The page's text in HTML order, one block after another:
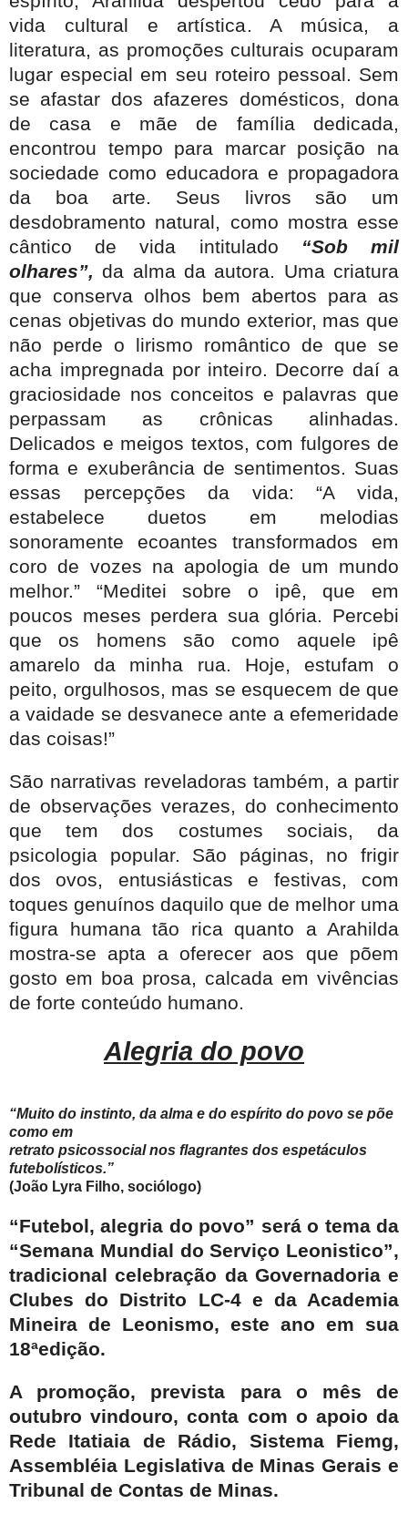
vida cultural e artística. A música, a
literatura, as promoções culturais ocuparam
lugar especial em seu roteiro pessoal. Sem
se afastar dos afazeres domésticos, dona
de casa e mãe de família dedicada,
encontrou tempo para marcar posição na
sociedade como educadora e propagadora
da boa arte. Seus livros são um
desdobramento natural, como mostra esse
cântico de vida intitulado “Sob mil
olhares”, da alma da autora. Uma criatura
que conserva olhos bem abertos para as
cenas objetivas do mundo exterior, mas que
não perde o lirismo romântico de que se
acha impregnada por inteiro. Decorre daí a
graciosidade nos conceitos e palavras que
perpassam as crônicas alinhadas.
Delicados e meigos textos, com fulgores de
forma e exuberância de sentimentos. Suas
essas percepções da vida: “A vida,
estabelece duetos em melodias
sonoramente ecoantes transformados em
coro de vozes na apologia de um mundo
melhor.” “Meditei sobre o ipê, que em
poucos meses perdera sua glória. Percebi
que os homens são como aquele ipê
amarelo da minha rua. Hoje, estufam o
peito, orgulhosos, mas se esquecem de que
a vaidade se desvanece ante a efemeridade
das coisas!”
São narrativas reveladoras também, a partir
de observações verazes, do conhecimento
que tem dos costumes sociais, da
psicologia popular. São páginas, no frigir
dos ovos, entusiásticas e festivas, com
toques genuínos daquilo que de melhor uma
figura humana tão rica quanto a Arahilda
mostra-se apta a oferecer aos que põem
gosto em boa prosa, calcada em vivências
de forte conteúdo humano.
Alegria do povo
“Muito do instinto, da alma e do espírito do povo se põe
como em
retrato psicossocial nos flagrantes dos espetáculos
futebolísticos.”
(João Lyra Filho, sociólogo)
“Futebol, alegria do povo” será o tema da
“Semana Mundial do Serviço Leonistico”,
tradicional celebração da Governadoria e
Clubes do Distrito LC-4 e da Academia
Mineira de Leonismo, este ano em sua
18ªedição.
A promoção, prevista para o mês de
outubro vindouro, conta com o apoio da
Rede Itatiaia de Rádio, Sistema Fiemg,
Assembléia Legislativa de Minas Gerais e
Tribunal de Contas de Minas.